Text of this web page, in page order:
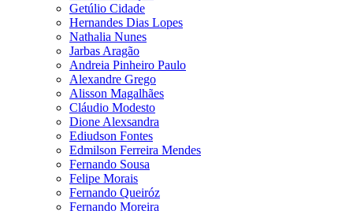
Getúlio Cidade
Hernandes Dias Lopes
Nathalia Nunes
Jarbas Aragão
Andreia Pinheiro Paulo
Alexandre Grego
Alisson Magalhães
Cláudio Modesto
Dione Alexsandra
Ediudson Fontes
Edmilson Ferreira Mendes
Fernando Sousa
Felipe Morais
Fernando Queiróz
Fernando Moreira